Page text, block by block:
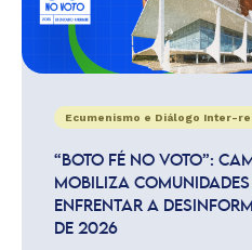
Ecumenismo e Diálogo Inter-
“BOTO FÉ NO VOTO”:
MOBILIZA COMUNIDADES
ENFRENTAR A
DE 2026